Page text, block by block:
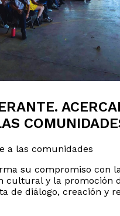
a las comunidades
su compromiso con
cultural y la promoción
de diálogo, creación y